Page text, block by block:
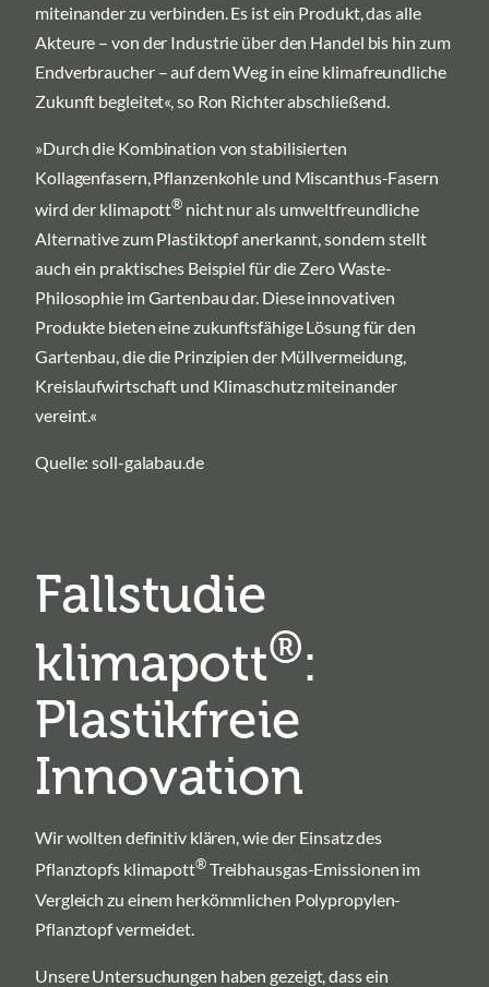
miteinander zu verbinden. Es ist ein Produkt, das alle
Akteure – von der Industrie über den Handel bis hin zum
Endverbraucher – auf dem Weg in eine klimafreundliche
Zukunft begleitet«, so Ron Richter abschließend.
»Durch die Kombination von stabilisierten
Kollagenfasern, Pflanzenkohle und Miscanthus-Fasern
wird der klimapott® nicht nur als umweltfreundliche
Alternative zum Plastiktopf anerkannt, sondern stellt
auch ein praktisches Beispiel für die Zero Waste-
Philosophie im Gartenbau dar. Diese innovativen
Produkte bieten eine zukunftsfähige Lösung für den
Gartenbau, die die Prinzipien der Müllvermeidung,
Kreislaufwirtschaft und Klimaschutz miteinander
vereint.«
Quelle: soll-galabau.de
Fallstudie
klimapott®:
Plastikfreie
Innovation
Wir wollten definitiv klären, wie der Einsatz des
Pflanztopfs klimapott®Treibhausgas-Emissionen im
Vergleich zu einem herkömmlichen Polypropylen-
Pflanztopf vermeidet.
Unsere Untersuchungen haben gezeigt, dass ein